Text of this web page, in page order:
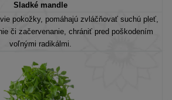
Sladké mandle
pokožky, pomáhajú zvláčňovať suchú pleť,
či začervenanie, chrániť pred poškodením
voľnými radikálmi.